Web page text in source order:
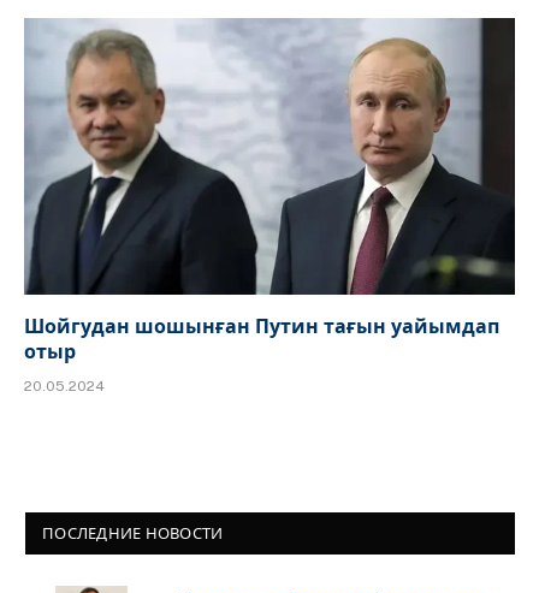
Шойгудан шошынған Путин тағын уайымдап
отыр
20.05.2024
ПОСЛЕДНИЕ НОВОСТИ